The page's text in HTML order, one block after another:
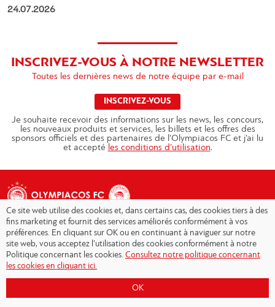
24.07.2026
INSCRIVEZ-VOUS À NOTRE NEWSLETTER
Toutes les dernières news de notre équipe par e-mail
INSCRIVEZ-VOUS
Je souhaite recevoir des informations sur les news, les concours,
les nouveaux produits et services, les billets et les offres des
sponsors officiels et des partenaires de l’Olympiacos FC et j’ai lu
et accepté les conditions d’utilisation.
Copyright © 2026 - Olympiacos.org
Conditions d'utilisation|
Contact
Ce site web utilise des cookies et, dans certains cas, des cookies tiers à des
fins marketing et fournit des services améliorés conformément à vos
préférences. En cliquant sur OK ou en continuant à naviguer sur notre
site web, vous acceptez l’utilisation des cookies conformément à notre
Politique concernant les cookies. Consultez notre politique concernant
les cookies en cliquant ici.
OK